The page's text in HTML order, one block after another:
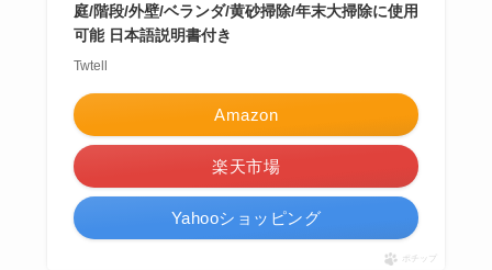
庭/階段/外壁/ベランダ/黄砂掃除/年末大掃除に使用
可能 日本語説明書付き
Twtell
Amazon
楽天市場
Yahooショッピング
ポチップ